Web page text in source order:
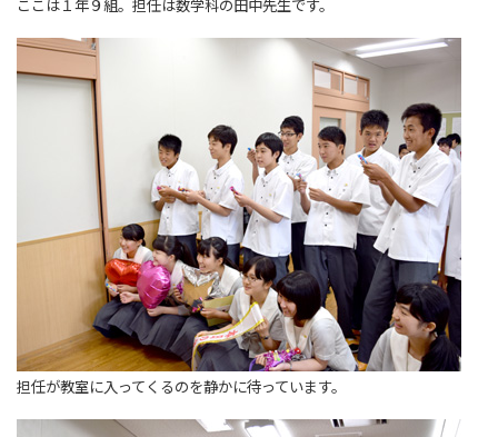
ここは１年９組。担任は数学科の田中先生です。
担任が教室に入ってくるのを静かに待っています。